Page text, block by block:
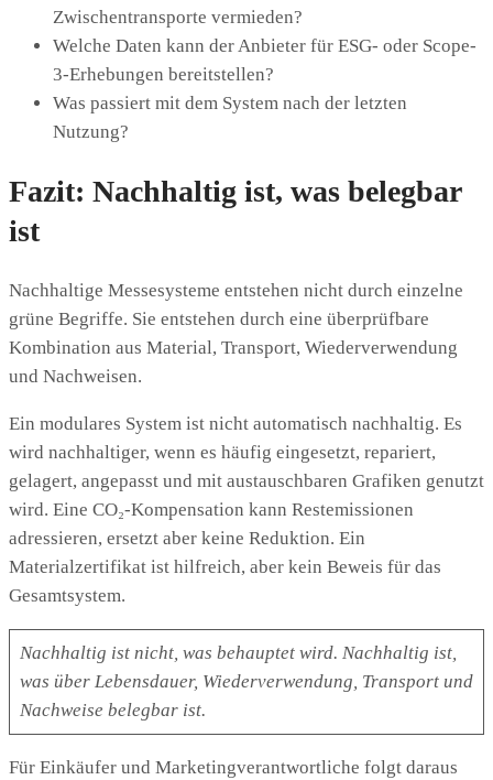
Zwischentransporte vermieden?
Welche Daten kann der Anbieter für ESG- oder Scope-
3-Erhebungen bereitstellen?
Was passiert mit dem System nach der letzten
Nutzung?
Fazit: Nachhaltig ist, was belegbar
ist
Nachhaltige Messesysteme entstehen nicht durch einzelne
grüne Begriffe. Sie entstehen durch eine überprüfbare
Kombination aus Material, Transport, Wiederverwendung
und Nachweisen.
Ein modulares System ist nicht automatisch nachhaltig. Es
wird nachhaltiger, wenn es häufig eingesetzt, repariert,
gelagert, angepasst und mit austauschbaren Grafiken genutzt
wird. Eine CO₂-Kompensation kann Restemissionen
adressieren, ersetzt aber keine Reduktion. Ein
Materialzertifikat ist hilfreich, aber kein Beweis für das
Gesamtsystem.
Nachhaltig ist nicht, was behauptet wird. Nachhaltig ist,
was über Lebensdauer, Wiederverwendung, Transport und
Nachweise belegbar ist.
Für Einkäufer und Marketingverantwortliche folgt daraus